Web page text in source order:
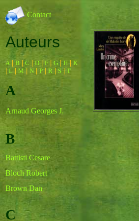
Contact
Auteurs
A B |C D| F G|H
K
L M| N P| R | S| T
A
Arnaud Georges J.
B
Battisti Cesare
Bloch Robert
Brown Dan
C